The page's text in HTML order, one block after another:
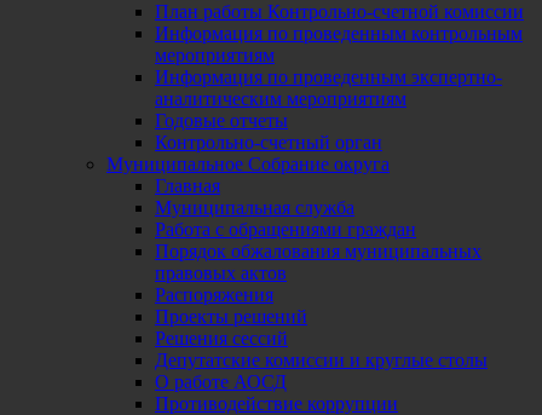
План работы Контрольно-счетной комиссии
Информация по проведенным контрольным
мероприятиям
Информация по проведенным экспертно-
аналитическим мероприятиям
Годовые отчеты
Контрольно-счетный орган
Муниципальное Собрание округа
Главная
Муниципальная служба
Работа с обращениями граждан
Порядок обжалования муниципальных
правовых актов
Распоряжения
Проекты решений
Решения сессий
Депутатские комиссии и круглые столы
О работе АОСД
Противодействие коррупции